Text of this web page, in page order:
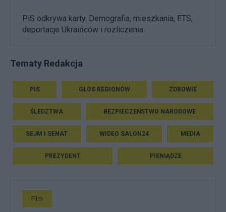
PiS odkrywa karty. Demografia, mieszkania, ETS,
deportacje Ukraińców i rozliczenia
Tematy Redakcja
PIS GŁOS REGIONÓW ZDROWIE
ŚLEDZTWA BEZPIECZEŃSTWO NARODOWE
SEJM I SENAT WIDEO SALON24 MEDIA
PREZYDENT PIENIĄDZE
Film